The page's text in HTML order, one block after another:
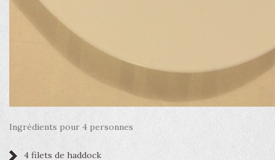
Ingrédients pour 4 personnes
4 filets de haddock